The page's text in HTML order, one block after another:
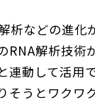
析などの進化
RNA解析技術
連動して活用
うとワクワ